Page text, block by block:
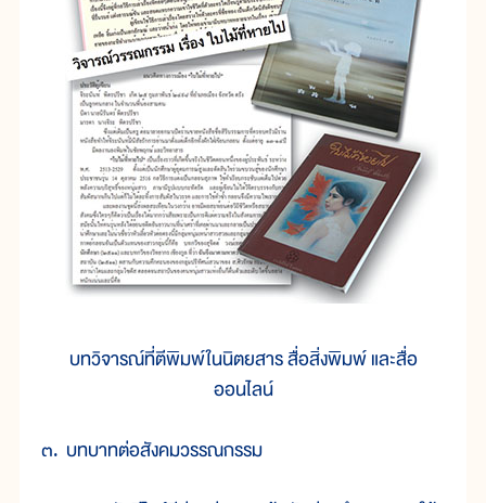
บทวิจารณ์ที่ตีพิมพ์ในนิตยสาร สื่อสิ่งพิมพ์ และสื่อ
ออนไลน์
๓. บทบาทต่อสังคมวรรณกรรม